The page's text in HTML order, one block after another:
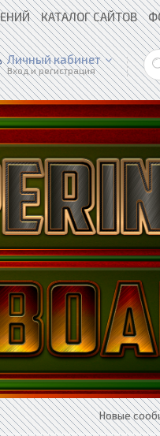
КАТАЛОГ САЙТОВ
Личный кабинет
Вход и регистрация
Новые